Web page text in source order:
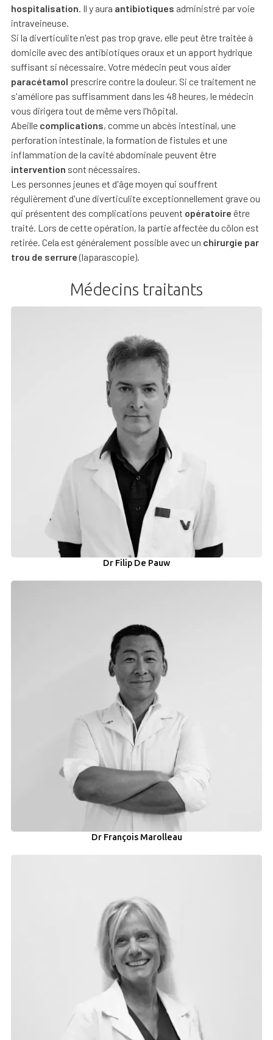
hospitalisation. Il y aura antibiotiques administré par voie
intraveineuse.
Si la diverticulite n'est pas trop grave, elle peut être traitée à
domicile avec des antibiotiques oraux et un apport hydrique
suffisant si nécessaire. Votre médecin peut vous aider
paracétamol prescrire contre la douleur. Si ce traitement ne
s'améliore pas suffisamment dans les 48 heures, le médecin
vous dirigera tout de même vers l'hôpital.
Abeille complications, comme un abcès intestinal, une
perforation intestinale, la formation de fistules et une
inflammation de la cavité abdominale peuvent être
intervention sont nécessaires.
Les personnes jeunes et d'âge moyen qui souffrent
régulièrement d'une diverticulite exceptionnellement grave ou
qui présentent des complications peuvent opératoire être
traité. Lors de cette opération, la partie affectée du côlon est
retirée. Cela est généralement possible avec un chirurgie par
trou de serrure(laparascopie).
Médecins traitants
Dr Filip De Pauw
Dr François Marolleau